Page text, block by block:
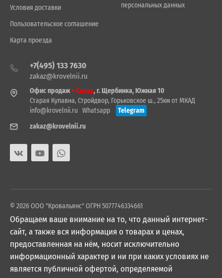
Условия доставки
Пользовательское соглашение
Карта проезда
персональных данных
+7(495) 133 7630
zakaz@krovelnii.ru
Офис продаж+ Склад, г. Щербинка, Южная 10
Старая Купавна, Стройдвор, Горьковское ш., 25км от МКАД
info@krovelnii.ru Whatsapp
Telegram
zakaz@krovelnii.ru
© 2026 ООО "Кровальянс" ОГРН 5077746334661
Обращаем ваше внимание на то, что данный интернет-
сайт, а также вся информация о товарах и ценах,
предоставленная на нём, носит исключительно
информационный характер и ни при каких условиях не
является публичной офертой, определяемой